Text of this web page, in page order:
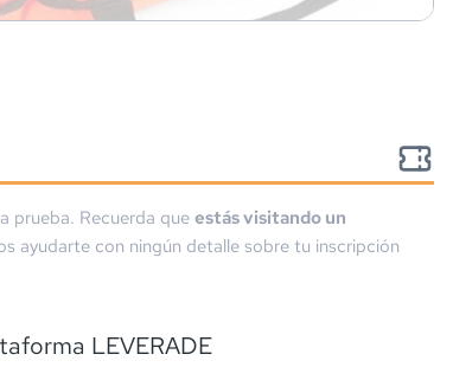
prueba. Recuerda que estás visitando un
ayudarte con ningún detalle sobre tu inscripción
LEVERADE